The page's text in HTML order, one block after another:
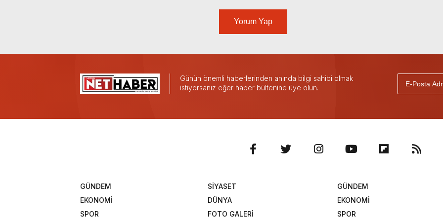
Yorum Yap
Günün önemli haberlerinden anında bilgi sahibi olmak
istiyorsanız eğer haber bültenine üye olun.
GÜNDEM
SİYASET
EKONOMİ
DÜNYA
SPOR
FOTO GALERİ
GÜNDEM
EKONOMİ
SPOR